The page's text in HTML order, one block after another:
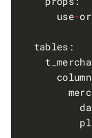
      use
-